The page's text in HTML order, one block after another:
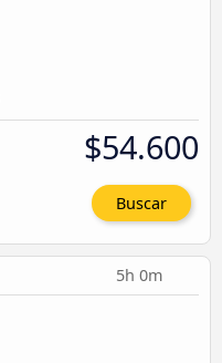
$54.600
Buscar
5h 0m